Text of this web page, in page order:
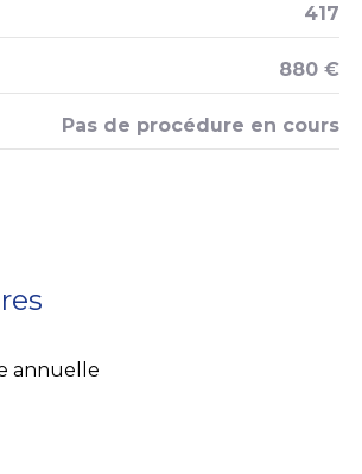
417
880 €
Pas de procédure en cours
annuelle